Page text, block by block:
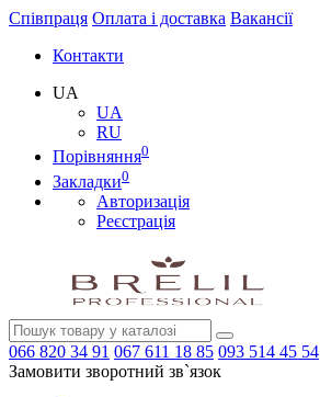
Співпраця Оплата і доставка Вакансії
Контакти
UA
UA
RU
Порівняння0
Закладки0
Авторизація
Реєстрація
066 820 34 91 067 611 18 85 093 514 45 54
Замовити зворотний зв`язок